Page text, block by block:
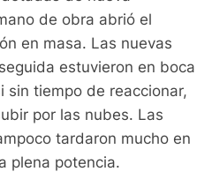
de obra abrió el
en masa. Las nuevas
estuvieron en boca
sin tiempo de reaccionar,
por las nubes. Las
tardaron mucho en
plena potencia.